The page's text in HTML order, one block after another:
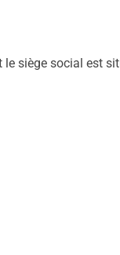
siège social est